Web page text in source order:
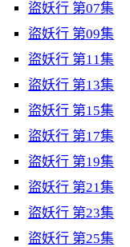
盜妖行 第07集
盜妖行 第09集
盜妖行 第11集
盜妖行 第13集
盜妖行 第15集
盜妖行 第17集
盜妖行 第19集
盜妖行 第21集
盜妖行 第23集
盜妖行 第25集